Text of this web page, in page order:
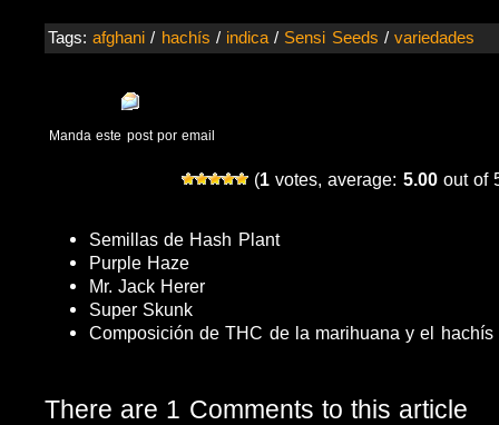
Tags:afghani / hachís / indica / Sensi Seeds /variedades
Manda este post por email
(1votes, average: 5.00out of
Semillas de Hash Plant
Purple Haze
Mr. Jack Herer
Super Skunk
Composición de THC de la marihuana y el hachís
There are 1 Comments to this article